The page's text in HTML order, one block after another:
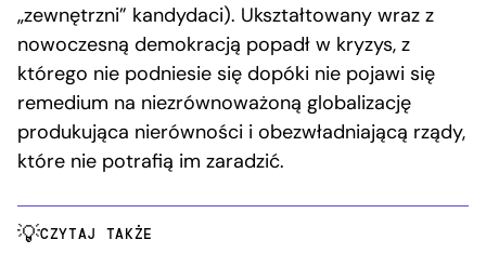
„zewnętrzni” kandydaci). Ukształtowany wraz z
nowoczesną demokracją popadł w kryzys, z
którego nie podniesie się dopóki nie pojawi się
remedium na niezrównoważoną globalizację
produkująca nierówności i obezwładniającą rządy,
które nie potrafią im zaradzić.
CZYTAJ TAKŻE